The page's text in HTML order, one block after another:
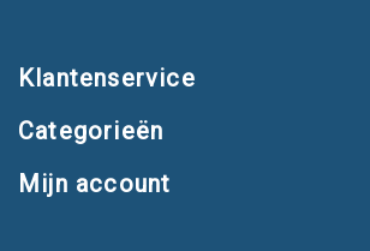
Klantenservice
Categorieën
Mijn account